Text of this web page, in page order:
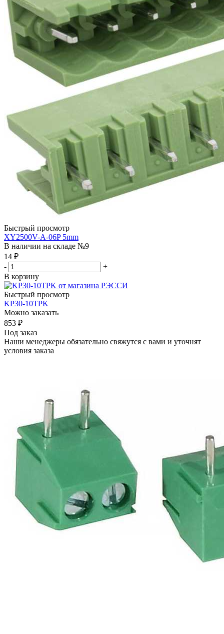
Быстрый просмотр
XY2500V-A-06P 5mm
В наличии на складе №9
14 ₽
-
+
В корзину
Быстрый просмотр
KP30-10TPK
Можно заказать
853 ₽
Под заказ
Наши менеджеры обязательно свяжутся с вами и уточнят
условия заказа